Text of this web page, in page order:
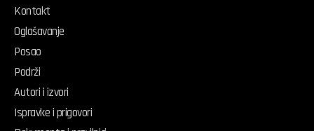
Kontakt
Oglašavanje
Posao
Podrži
Autori i izvori
Ispravke i prigovori